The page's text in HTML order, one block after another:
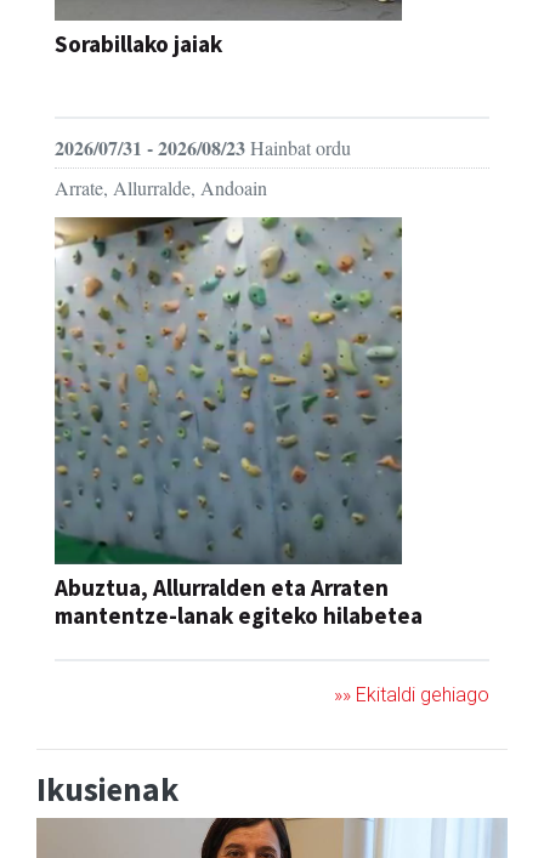
Sorabillako jaiak
2026/07/31 - 2026/08/23Hainbat ordu
Arrate, Allurralde, Andoain
Abuztua, Allurralden eta Arraten
mantentze-lanak egiteko hilabetea
»» Ekitaldi gehiago
Ikusienak